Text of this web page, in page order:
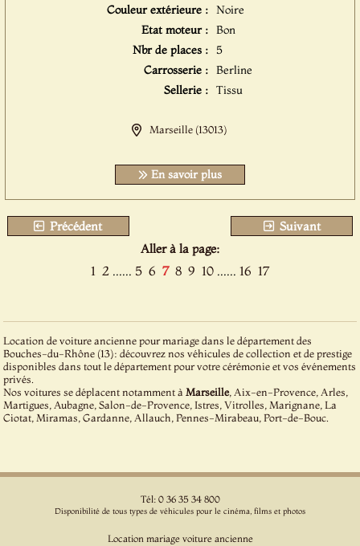
Couleur extérieure : Noire
Etat moteur : Bon
Nbr de places : 5
Carrosserie : Berline
Sellerie : Tissu
Marseille (13013)
En savoir plus
Précédent
Suivant
Aller à la page:
1 2 ...... 5 6 7 8 9 10 ...... 16 17
Location de voiture ancienne pour mariage dans le département des
Bouches-du-Rhône (13): découvrez nos véhicules de collection et de prestige
disponibles dans tout le département pour votre cérémonie et vos événements
privés.
Nos voitures se déplacent notamment à Marseille, Aix-en-Provence, Arles,
Martigues, Aubagne, Salon-de-Provence, Istres, Vitrolles, Marignane, La
Ciotat, Miramas, Gardanne, Allauch, Pennes-Mirabeau, Port-de-Bouc.
Tél: 0 36 35 34 800
Disponibilité de tous types de véhicules pour le cinéma, films et photos
Location mariage voiture ancienne